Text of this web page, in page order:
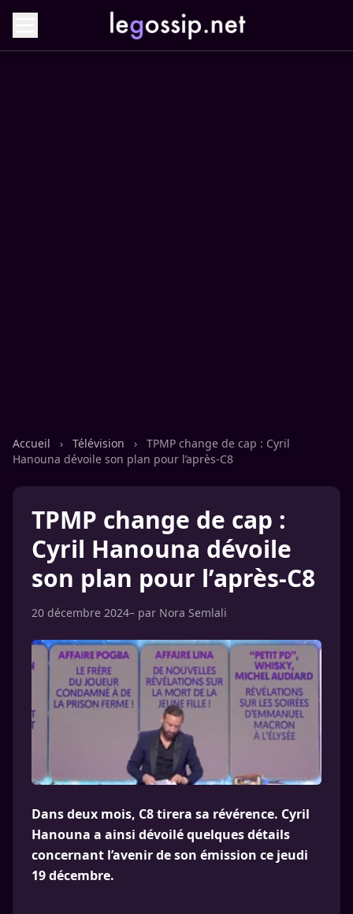
Accueil › Télévision ›
TPMP change de cap : Cyril
Hanouna dévoile son plan pour l’après-C8
TPMP change de cap :
Cyril Hanouna dévoile
son plan pour l’après-C8
20 décembre 2024– par Nora Semlali
Dans deux mois, C8 tirera sa révérence. Cyril
Hanouna a ainsi dévoilé quelques détails
concernant l’avenir de son émission ce jeudi
19 décembre.